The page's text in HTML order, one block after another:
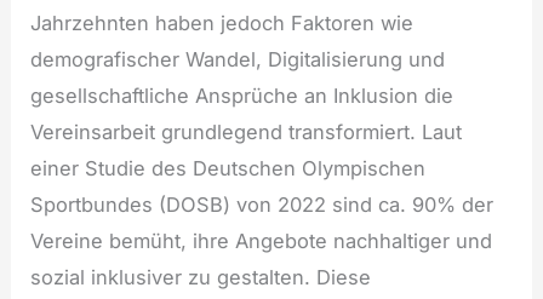
Jahrzehnten haben jedoch Faktoren wie
demografischer Wandel, Digitalisierung und
gesellschaftliche Ansprüche an Inklusion die
Vereinsarbeit grundlegend transformiert. Laut
einer Studie des Deutschen Olympischen
Sportbundes (DOSB) von 2022 sind ca. 90% der
Vereine bemüht, ihre Angebote nachhaltiger und
sozial inklusiver zu gestalten. Diese